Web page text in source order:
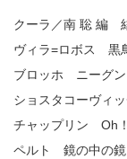
クーラ／南 聡 編
ヴィラ=ロボス 黒
ブロッホ ニーグン
ショスタコーヴィ
チャップリン Oh
ペルト 鏡の中の鏡